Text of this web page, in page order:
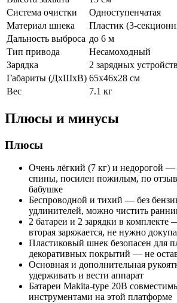
Система очистки
Одноступенчатая
Материал шнека
Пластик (3-
Дальность выброса до 6 м
Тип привода
Несамоходный
Зарядка
2 зарядных
Габариты (ДхШхВ) 65x46x28 см
Вес
7.1 кг
Плюсы и минусы
Плюсы
Очень лёгкий (7 кг) и недорогой —
спины, посилен пожилым, по
бабушке
Беспроводной и тихий — без
удлинителей, можно чистить
2 батареи и 2 зарядки в комплекте
вторая заряжается, не нужно
Пластиковый шнек безопасен для
декоративных покрытий — не
Основная и дополнительная
удерживать и вести аппарат
Батареи Makita-type 20В
инструментами на этой платформе